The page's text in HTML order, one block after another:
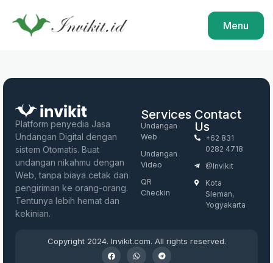
Menu
Platform penyedia Jasa
Undangan Digital dengan
sistem Otomatis. Buat
undangan nikahmu dengan
Web, tanpa biaya cetak dan
pengiriman ke orang-orang.
Tentunya lebih hemat dan
kekinian.
Services
Undangan
Web
Undangan
Video
QR
Checkin
Contact
Us
+62 831
0282 4718
@invikit
Kota
Sleman,
Yogyakarta
Copyright 2024. Invikit.com. All rights reserved.